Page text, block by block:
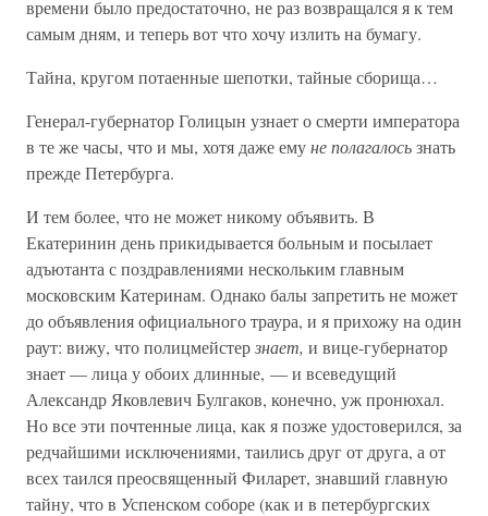
времени было предостаточно, не раз возвращался я к тем
самым дням, и теперь вот что хочу излить на бумагу.
Тайна, кругом потаенные шепотки, тайные сборища…
Генерал-губернатор Голицын узнает о смерти императора
в те же часы, что и мы, хотя даже емуне полагалосьзнать
прежде Петербурга.
И тем более, что не может никому объявить. В
Екатеринин день прикидывается больным и посылает
адъютанта с поздравлениями нескольким главным
московским Катеринам. Однако балы запретить не может
до объявления официального траура, и я прихожу на один
раут: вижу, что полицмейстерзнает, и вице-губернатор
знает — лица у обоих длинные, — и всеведущий
Александр Яковлевич Булгаков, конечно, уж пронюхал.
Но все эти почтенные лица, как я позже удостоверился, за
редчайшими исключениями, таились друг от друга, а от
всех таился преосвященный Филарет, знавший главную
тайну, что в Успенском соборе (как и в петербургских